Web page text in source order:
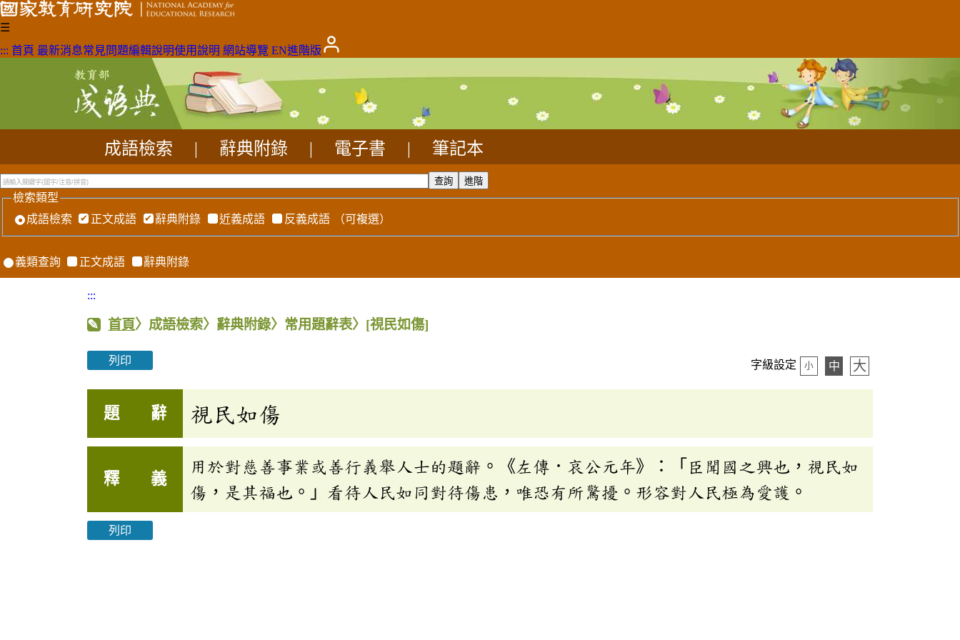
☰
::: 首頁 最新消息常見問題編輯說明使用說明 網站導覽 EN進階版
成語檢索 辭典附錄 電子書 筆記本
檢索類型
成語檢索
正文成語 辭典附錄 近義成語 反義成語 （可複選）
義類查詢 正文成語 辭典附錄
:::
首頁〉成語檢索〉辭典附錄〉常用題辭表〉 [視民如傷]
列印 字級設定 小 中 大
題 辭 視民如傷
釋 義
用於對慈善事業或善行義舉人士的題辭。《左傳．哀公元年》：「臣聞國之興也，視民如
傷，是其福也。」看待人民如同對待傷患，唯恐有所驚擾。形容對人民極為愛護。
列印